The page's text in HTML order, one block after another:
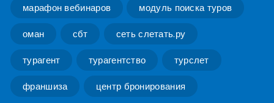
марафон вебинаров модуль поиска туров
оман сбт сеть слетать.ру
турагент турагентство турслет
франшиза центр бронирования